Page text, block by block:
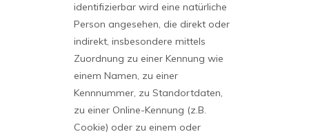
identifizierbar wird eine natürliche
Person angesehen, die direkt oder
indirekt, insbesondere mittels
Zuordnung zu einer Kennung wie
einem Namen, zu einer
Kennnummer, zu Standortdaten,
zu einer Online-Kennung (z.B.
Cookie) oder zu einem oder